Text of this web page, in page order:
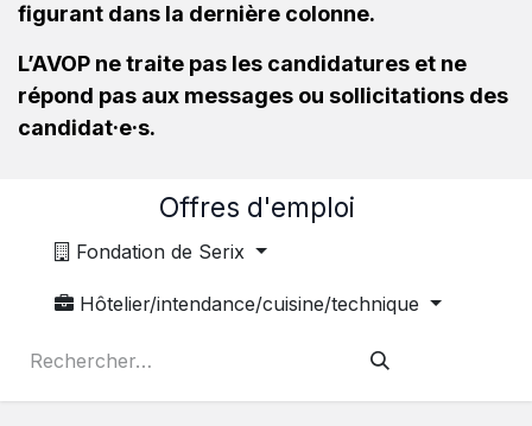
figurant dans la dernière colonne.
L’AVOP ne traite pas les candidatures et ne
répond pas aux messages ou sollicitations des
candidat·e·s.
Offres d'emploi
Fondation de Serix
Hôtelier/intendance/cuisine/technique